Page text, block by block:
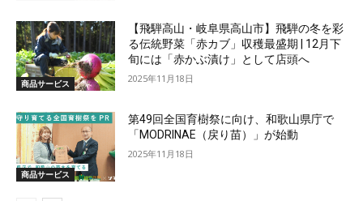
商品サービス
【飛騨高山・岐阜県高山市】飛騨の冬を彩
る伝統野菜「赤カブ」収穫最盛期 | 12月下
旬には「赤かぶ漬け」として店頭へ
2025年11月18日
商品サービス
第49回全国育樹祭に向け、和歌山県庁で
「MODRINAE（戻り苗）」が始動
2025年11月18日